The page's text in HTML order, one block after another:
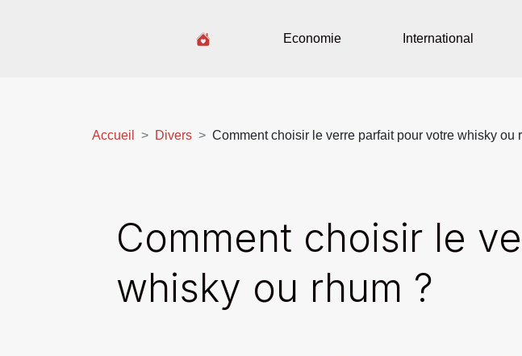
Economie International
Accueil Divers Comment choisir le verre parfait pour votre whisky ou
Comment choisir le
whisky ou rhum ?